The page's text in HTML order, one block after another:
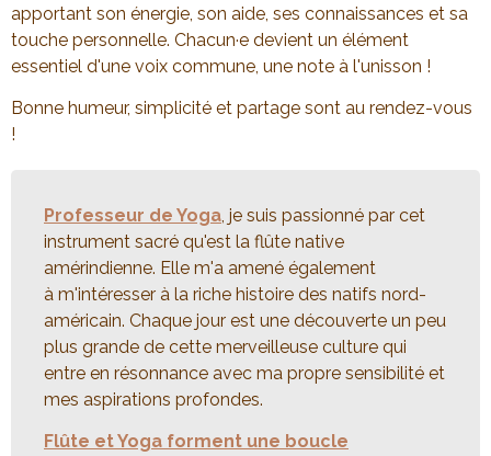
apportant son énergie, son aide, ses connaissances et sa
touche personnelle. Chacun·e devient un élément
essentiel d'une voix commune, une note à l'unisson !
Bonne humeur, simplicité et partage sont au rendez-vous
!
Professeur de Yoga, je suis passionné par cet
instrument sacré qu'est la flûte native
amérindienne. Elle m'a amené également
à m'intéresser à la riche histoire des natifs nord-
américain. Chaque jour est une découverte un peu
plus grande de cette merveilleuse culture qui
entre en résonnance avec ma propre sensibilité et
mes aspirations profondes.
Flûte et Yoga forment une boucle